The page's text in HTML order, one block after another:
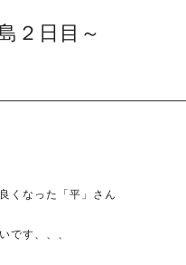
２日目～
くなった「平」さん
です、、、